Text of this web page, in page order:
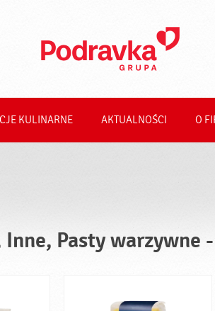
KULINARNE AKTUALNOŚCI O
Inne, Pasty